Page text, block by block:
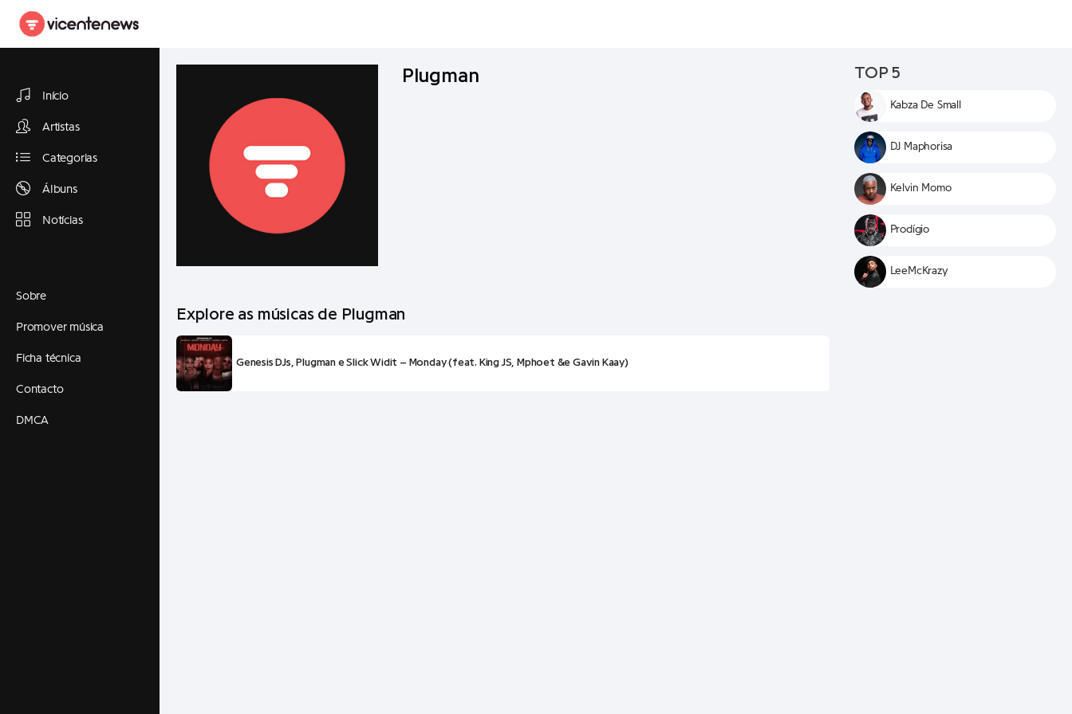
Início
Artistas
Categorias
Álbuns
Notícias
Sobre
Promover música
Ficha técnica
Contacto
DMCA
Plugman
Explore as músicas de Plugman
Genesis DJs, Plugman e Slick Widit – Monday (feat. King JS, Mphoet &e Gavin Kaay)
TOP 5
Kabza De Small
DJ Maphorisa
Kelvin Momo
Prodígio
LeeMcKrazy